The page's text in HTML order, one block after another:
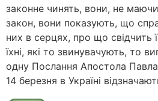
законне чинять, вони, не маючи
закон, вони показують, що
них в серцях, про що свідчить
їхні, які то звинувачують, то
одну Послання Апостола
14 березня в Україні